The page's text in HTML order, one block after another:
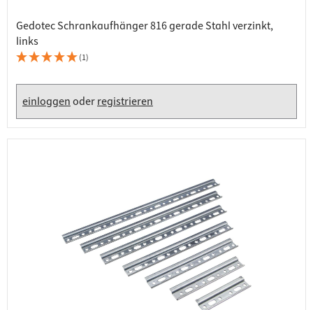
Gedotec Schrankaufhänger 816 gerade Stahl verzinkt,
links
(1)
einloggenoderregistrieren